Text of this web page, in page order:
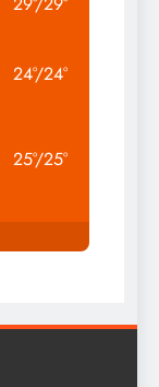
24°/24°
25°/25°